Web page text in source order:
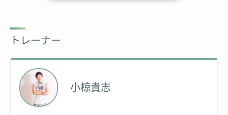
トレーナー
小椋貴志